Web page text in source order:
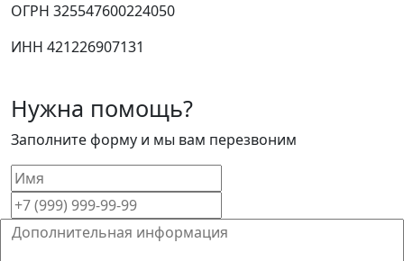
ОГРН 325547600224050
ИНН 421226907131
Нужна помощь?
Заполните форму и мы вам перезвоним